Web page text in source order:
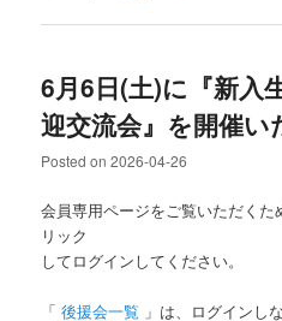
6月6日(土)に『新入
迎交流会』を開催い
Posted on2026-04-26
会員専用ページをご覧いただくた
リック
してログインしてください。
「後援会一覧 」は、ログインし